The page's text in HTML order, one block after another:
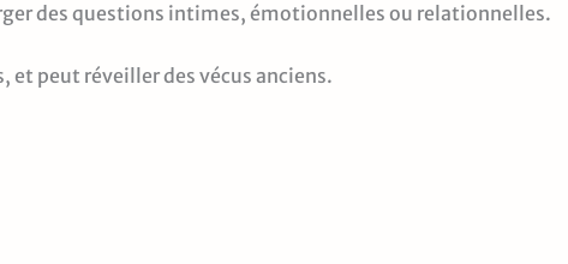
des questions intimes, émotionnelles ou relationnelles.
et peut réveiller des vécus anciens.